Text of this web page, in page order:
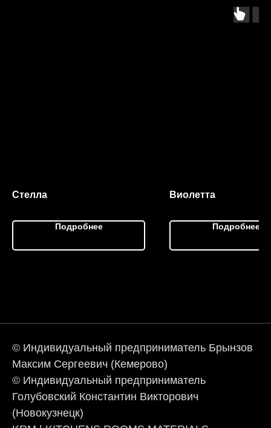
Стелла
Подробнее
Виолетта
Подробнее
© Индивидуальный предприниматель Брынзов
Максим Сергеевич (Кемерово)
© Индивидуальный предприниматель
Голубовский Константин Викторович
(Новокузнецк)